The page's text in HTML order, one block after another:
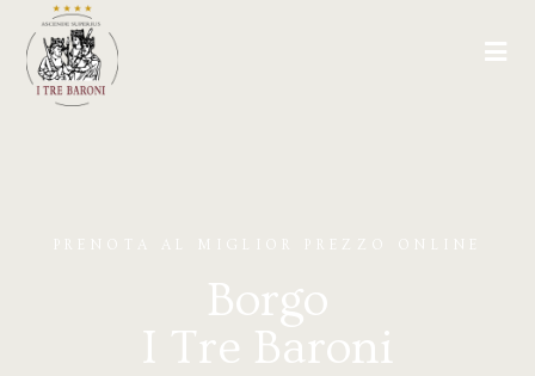
PRENOTA AL MIGLIOR PREZZO ONLINE
Borgo
I Tre Baroni